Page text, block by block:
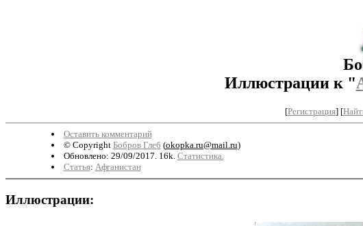
Иллюстрации к "
[Регистрация] [
Оставить комментарий
© Copyright Бобров Глеб (okopka.ru@mail.ru)
Обновлено: 29/09/2017. 16k. Статистика.
Статья: Афганистан
Иллюстрации: